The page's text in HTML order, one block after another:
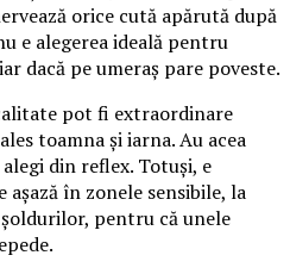
orice cută apărută după
e alegerea ideală pentru
dacă pe umeraș pare poveste.
pot fi extraordinare
toamna și iarna. Au acea
din reflex. Totuși, e
în zonele sensibile, la
pentru că unele